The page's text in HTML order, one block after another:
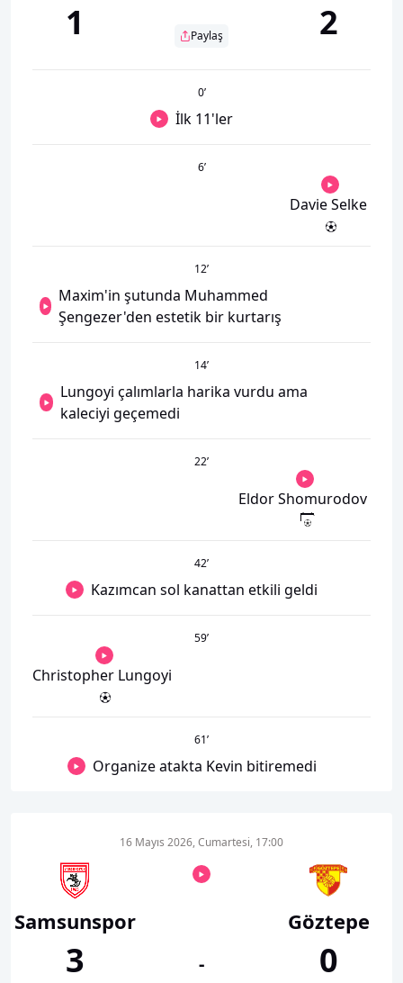
1 Paylaş 2
0’
İlk 11'ler
6’
Davie Selke
12’
Maxim'in şutunda Muhammed
Şengezer'den estetik bir kurtarış
14’
Lungoyi çalımlarla harika vurdu ama
kaleciyi geçemedi
22’
Eldor Shomurodov
42’
Kazımcan sol kanattan etkili geldi
59’
Christopher Lungoyi
61’
Organize atakta Kevin bitiremedi
Samsunspor
3
16 Mayıs 2026, Cumartesi, 17:00
-
Göztepe
0